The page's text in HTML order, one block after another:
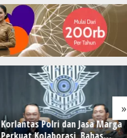
»
Korlantas Polri dan Jasa Marga